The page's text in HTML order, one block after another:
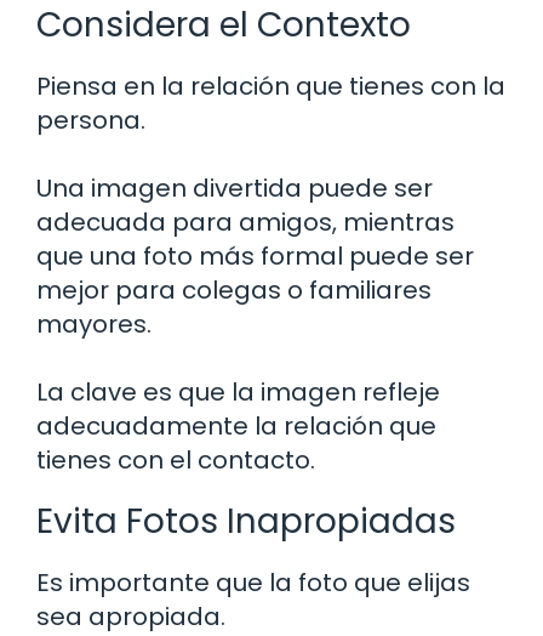
Considera el Contexto
Piensa en la relación que tienes con la
persona.
Una imagen divertida puede ser
adecuada para amigos, mientras
que una foto más formal puede ser
mejor para colegas o familiares
mayores.
La clave es que la imagen refleje
adecuadamente la relación que
tienes con el contacto.
Evita Fotos Inapropiadas
Es importante que la foto que elijas
sea apropiada.